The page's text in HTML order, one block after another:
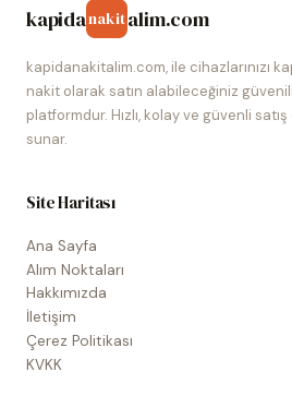
kapidanakitalim.com
kapidanakitalim.com, ile cihazlarınızı
nakit olarak satın alabileceğiniz
platformdur. Hızlı, kolay ve güvenli
sunar.
Site Haritası
Ana Sayfa
Alım Noktaları
Hakkımızda
İletişim
Çerez Politikası
KVKK